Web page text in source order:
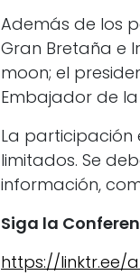
Además de los
Gran Bretaña e
moon; el
Embajador de la
La participación
limitados. Se
información,
Siga la
https://linktr.ee/